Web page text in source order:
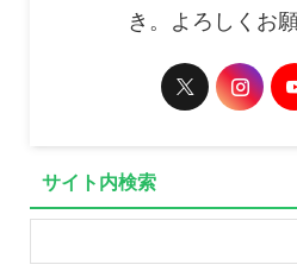
き。よろしくお
サイト内検索